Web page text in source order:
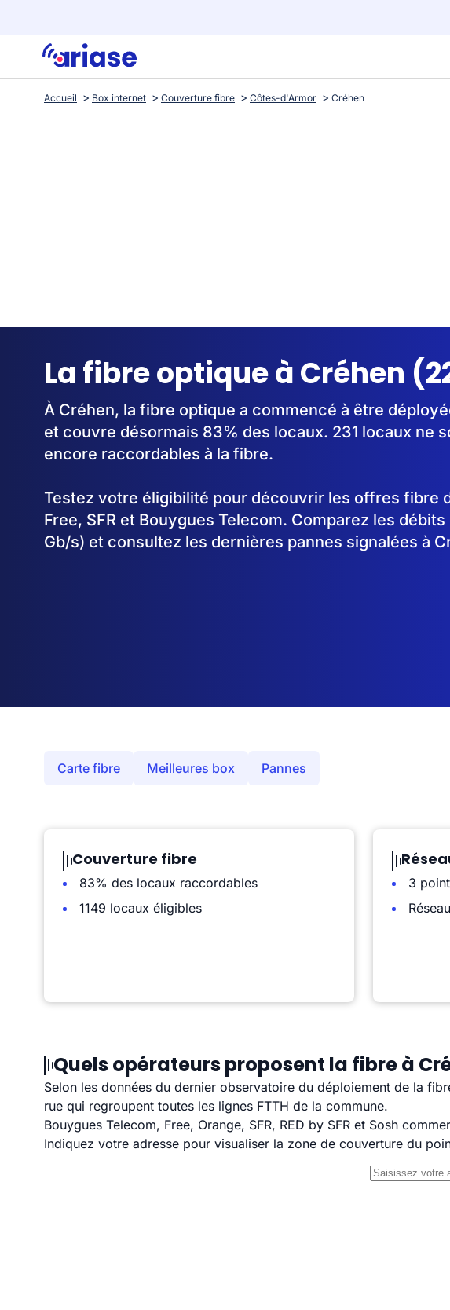
Accueil Box internet Couverture fibre Côtes-d'Armor Créhen
La fibre optique à Créhen
À Créhen, la fibre optique a commencé à être
et couvre désormais 83% des locaux. 231 locaux ne
encore raccordables à la fibre.
Testez votre éligibilité pour découvrir les offres fibre
Free, SFR et Bouygues Telecom. Comparez les
Gb/s) et consultez les dernières pannes signalées à
Carte fibre Meilleures box Pannes
Couverture fibre
83% des locaux raccordables
1149 locaux éligibles
3
Quels opérateurs proposent la fibre à
Selon les données du dernier observatoire du déploiement de la
rue qui regroupent toutes les lignes FTTH de la commune.
Bouygues Telecom, Free, Orange, SFR, RED by SFR et Sosh
Indiquez votre adresse pour visualiser la zone de couverture du